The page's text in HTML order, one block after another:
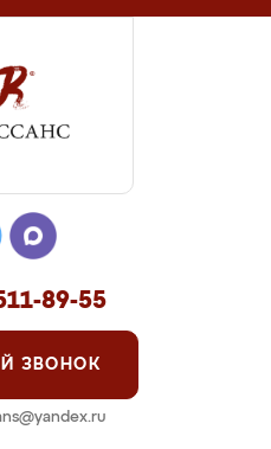
89-55
ЗВОНОК